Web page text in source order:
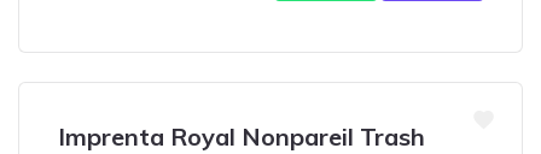
Imprenta Royal Nonpareil Trash